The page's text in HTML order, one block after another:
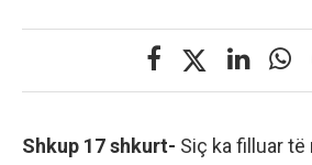
Shkup 17 shkurt- Siç ka filluar